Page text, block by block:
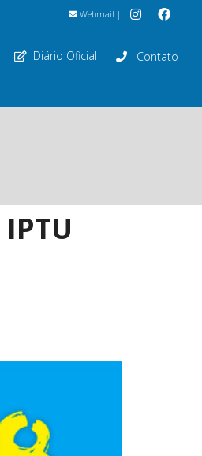
Webmail |
Diário Oficial Contato